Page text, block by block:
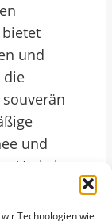
Technologien wie
und
die
und
Verkehr
zur